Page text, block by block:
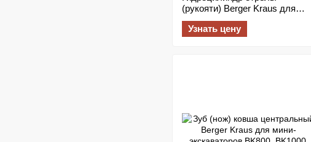
(рукояти) Berger Kraus для
мини-экскаваторов BK800,
BK1000, BK1200, BK1300
Узнать цену